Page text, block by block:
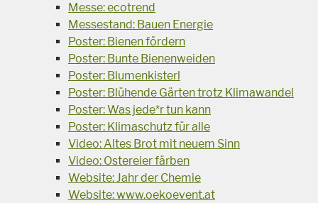
Messe: ecotrend
Messestand: Bauen Energie
Poster: Bienen fördern
Poster: Bunte Bienenweiden
Poster: Blumenkisterl
Poster: Blühende Gärten trotz Klimawandel
Poster: Was jede*r tun kann
Poster: Klimaschutz für alle
Video: Altes Brot mit neuem Sinn
Video: Ostereier färben
Website: Jahr der Chemie
Website: www.oekoevent.at